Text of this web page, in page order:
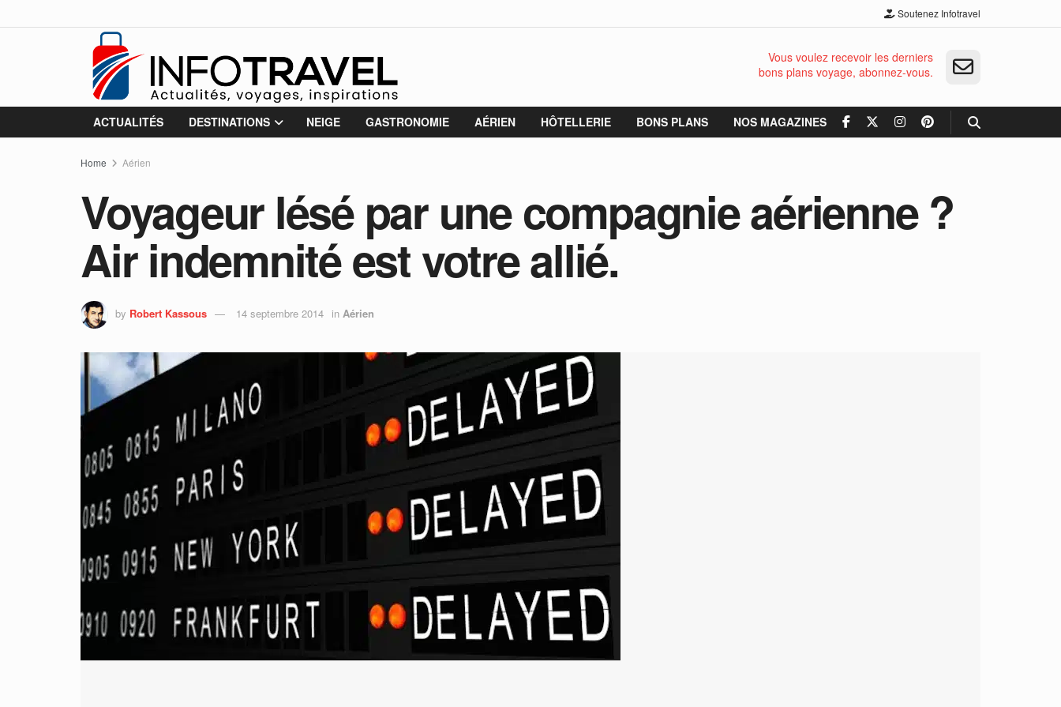
Soutenez Infotravel
Vous voulez recevoir les derniers
bons plans voyage, abonnez-vous.
ACTUALITÉS DESTINATIONS NEIGE GASTRONOMIE AÉRIEN HÔTELLERIE BONS PLANS NOS MAGAZINES
Home Aérien
Voyageur lésé par une compagnie aérienne ?
Air indemnité est votre allié.
by Robert Kassous 14 septembre 2014 in Aérien